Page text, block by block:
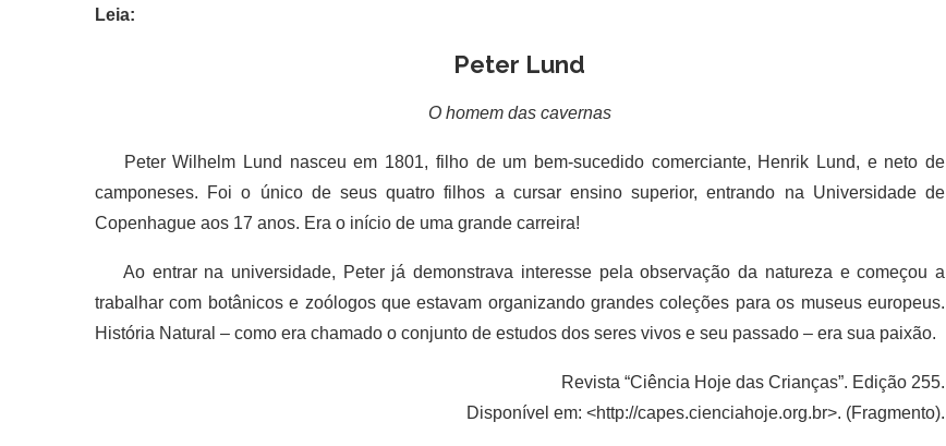
Leia:
Peter Lund
O homem das cavernas
Peter Wilhelm Lund nasceu em 1801, filho de um bem-sucedido comerciante, Henrik Lund, e neto de
camponeses. Foi o único de seus quatro filhos a cursar ensino superior, entrando na Universidade de
Copenhague aos 17 anos. Era o início de uma grande carreira!
Ao entrar na universidade, Peter já demonstrava interesse pela observação da natureza e começou a
trabalhar com botânicos e zoólogos que estavam organizando grandes coleções para os museus europeus.
História Natural – como era chamado o conjunto de estudos dos seres vivos e seu passado – era sua paixão.
Revista “Ciência Hoje das Crianças”. Edição 255.
Disponível em: <http://capes.cienciahoje.org.br>. (Fragmento).